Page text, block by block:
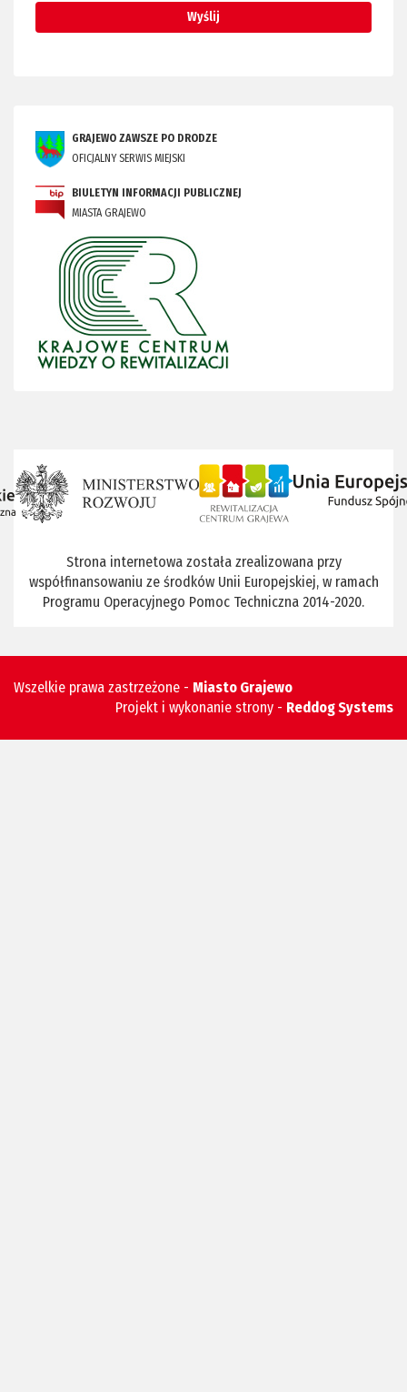
GRAJEWO ZAWSZE PO DRODZE
OFICJALNY SERWIS MIEJSKI
BIULETYN INFORMACJI PUBLICZNEJ
MIASTA GRAJEWO
Strona internetowa została zrealizowana przy
współfinansowaniu ze środków Unii Europejskiej, w ramach
Programu Operacyjnego Pomoc Techniczna 2014-2020.
Wszelkie prawa zastrzeżone - Miasto Grajewo
Projekt i wykonanie strony - Reddog Systems